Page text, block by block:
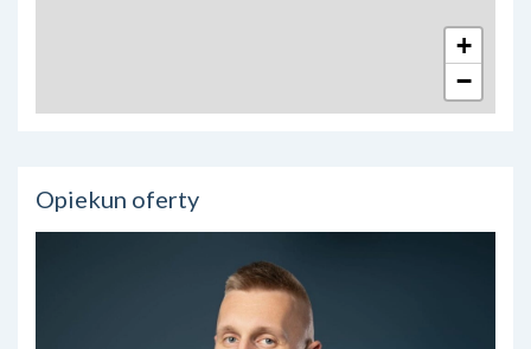
+
−
Opiekun oferty